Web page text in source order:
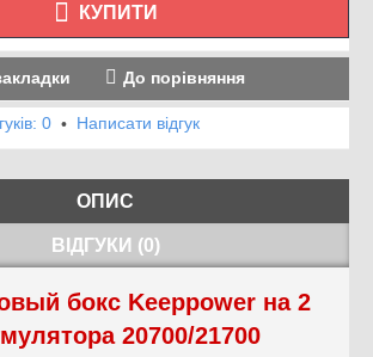
КУПИТИ
До порівняння
0 • Написати відгук
ОПИС
ВІДГУКИ (0)
бокс Keeppower на 2
20700/21700